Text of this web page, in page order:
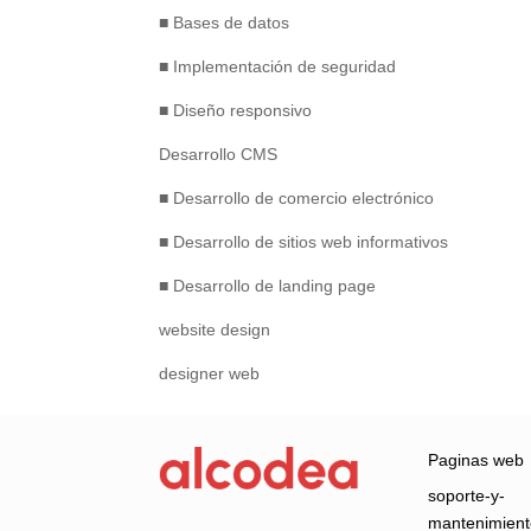
■ Bases de datos
■ Implementación de seguridad
■ Diseño responsivo
Desarrollo CMS
■ Desarrollo de comercio electrónico
■ Desarrollo de sitios web informativos
■ Desarrollo de landing page
website design
designer web
Paginas web
soporte-y-